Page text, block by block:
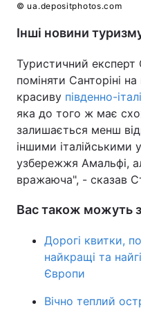
© ua.depositphotos.com
Інші новини
Туристичний
поміняти Санторіні
красиву південно-
яка до того ж має
залишається менш
іншими
узбережжя Амальфі,
вражаюча", - сказав
Вас також можуть
Дорогі квитки,
найкращі та
Європи
Вічно теплий